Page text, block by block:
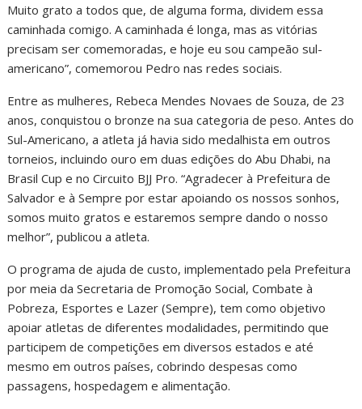
Muito grato a todos que, de alguma forma, dividem essa
caminhada comigo. A caminhada é longa, mas as vitórias
precisam ser comemoradas, e hoje eu sou campeão sul-
americano”, comemorou Pedro nas redes sociais.
Entre as mulheres, Rebeca Mendes Novaes de Souza, de 23
anos, conquistou o bronze na sua categoria de peso. Antes do
Sul-Americano, a atleta já havia sido medalhista em outros
torneios, incluindo ouro em duas edições do Abu Dhabi, na
Brasil Cup e no Circuito BJJ Pro. “Agradecer à Prefeitura de
Salvador e à Sempre por estar apoiando os nossos sonhos,
somos muito gratos e estaremos sempre dando o nosso
melhor”, publicou a atleta.
O programa de ajuda de custo, implementado pela Prefeitura
por meia da Secretaria de Promoção Social, Combate à
Pobreza, Esportes e Lazer (Sempre), tem como objetivo
apoiar atletas de diferentes modalidades, permitindo que
participem de competições em diversos estados e até
mesmo em outros países, cobrindo despesas como
passagens, hospedagem e alimentação.